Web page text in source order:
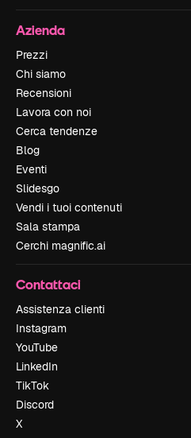
Azienda
Prezzi
Chi siamo
Recensioni
Lavora con noi
Cerca tendenze
Blog
Eventi
Slidesgo
Vendi i tuoi contenuti
Sala stampa
Cerchi magnific.ai
Contattaci
Assistenza clienti
Instagram
YouTube
LinkedIn
TikTok
Discord
X